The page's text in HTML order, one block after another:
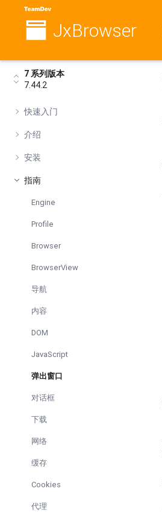
JxBrowser
7 系列版本
7.44.2
快速入门
介绍
安装
指南
Engine
Profile
Browser
BrowserView
导航
内容
DOM
JavaScript
弹出窗口
对话框
下载
网络
缓存
Cookies
代理